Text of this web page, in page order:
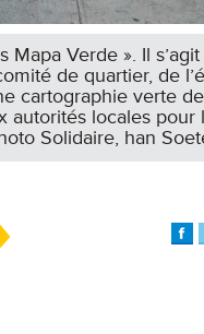
Mapa Verde ». Il
de quartier, de
cartographie verte
autorités locales pour
Solidaire, han